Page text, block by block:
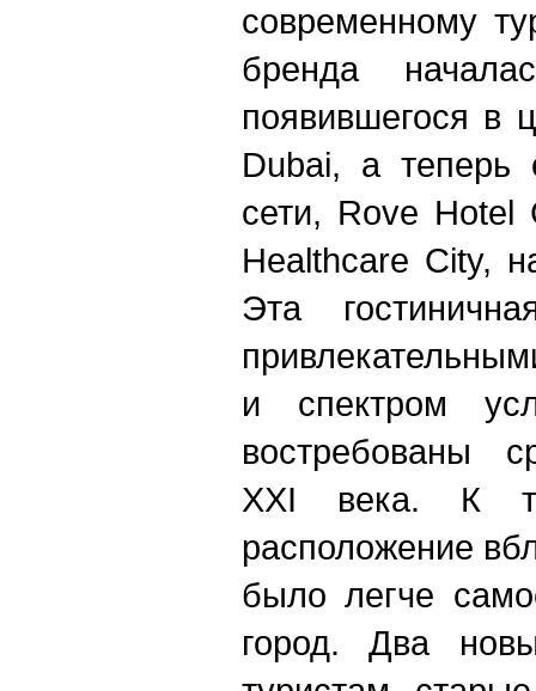
современному
бренда
появившегося в
Dubai, а теперь
сети, Rove
Healthcare City,
Эта
и спектром
востребованы
XXI века. К
расположение
было легче
город. Два